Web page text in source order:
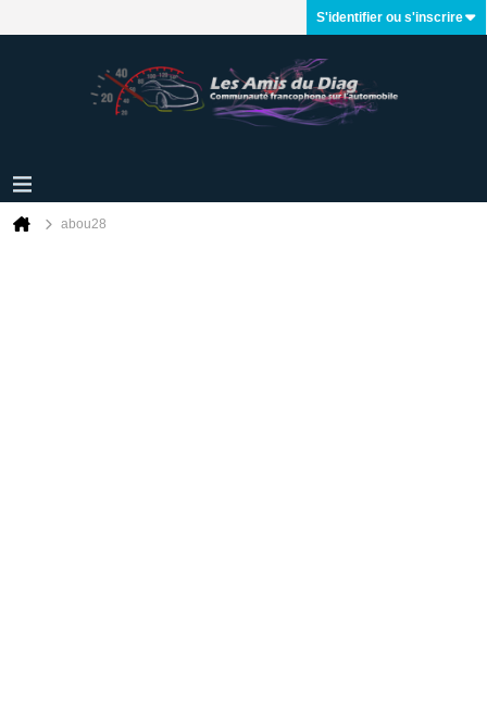
S'identifier ou s'inscrire
abou28